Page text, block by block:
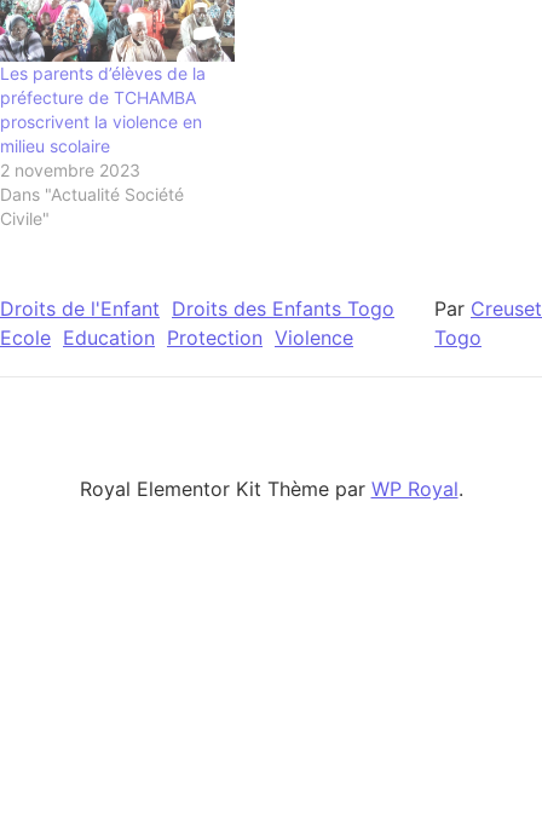
Les parents d’élèves de la
préfecture de TCHAMBA
proscrivent la violence en
milieu scolaire
2 novembre 2023
Dans "Actualité Société
Civile"
Droits de l'Enfant Droits des Enfants Togo
Ecole Education Protection Violence
Par Creuset
Togo
Royal Elementor Kit Thème par WP Royal.